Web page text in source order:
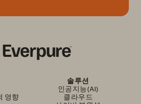
영향
솔루션
인공지능(AI)
클라우드